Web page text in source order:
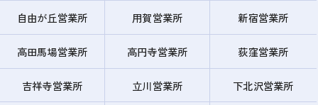
自由が丘営業所 用賀営業所 新宿営業所
高田馬場営業所 高円寺営業所 荻窪営業所
吉祥寺営業所 立川営業所 下北沢営業所